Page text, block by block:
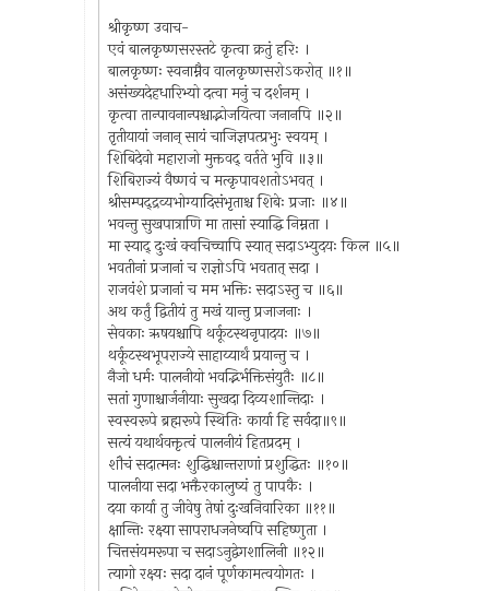
श्रीकृष्ण उवाच-
एवं बालकृष्णसरस्तटे कृत्वा क्रतुं हरिः ।
बालकृष्णः स्वनाम्नैव वालकृष्णसरोऽकरोत् ॥१॥
असंख्यदेहधारिभ्यो दत्वा मनुं च दर्शनम् ।
कृत्वा तान्पावनान्पश्चाद्भोजयित्वा जनानपि ॥२॥
तृतीयायां जनान् सायं चाजिज्ञपत्प्रभुः स्वयम् ।
शिबिदेवो महाराजो मुक्तवद् वर्तते भुवि ॥३॥
शिबिराज्यं वैष्णवं च मत्कृपावशतोऽभवत् ।
श्रीसम्पद्द्रव्यभोग्यादिसंभृताश्च शिबेः प्रजाः ॥४॥
भवन्तु सुखपात्राणि मा तासां स्याद्धि निम्नता ।
मा स्याद् दुःखं क्वचिच्चापि स्यात् सदाऽभ्युदयः किल ॥५॥
भवतीनां प्रजानां च राज्ञोऽपि भवतात् सदा ।
राजवंशे प्रजानां च मम भक्तिः सदाऽस्तु च ॥६॥
अथ कर्तुं द्वितीयं तु मखं यान्तु प्रजाजनाः ।
सेवकाः ऋषयश्चापि थर्कूटस्थनृपादयः ॥७॥
थर्कूटस्थभूपराज्ये साहाय्यार्थं प्रयान्तु च ।
नैजो धर्मः पालनीयो भवद्भिर्भक्तिसंयुतैः ॥८॥
सतां गुणाश्चार्जनीयाः सुखदा दिव्यशान्तिदाः ।
स्वस्वरूपे ब्रह्मरूपे स्थितिः कार्या हि सर्वदा॥९॥
सत्यं यथार्थवक्तृत्वं पालनीयं हितप्रदम् ।
शौचं सदात्मनः शुद्धिश्चान्तराणां प्रशुद्धितः ॥१०॥
पालनीया सदा भक्तैरकालुष्यं तु पापकैः ।
दया कार्या तु जीवेषु तेषां दुःखनिवारिका ॥११॥
क्षान्तिः रक्ष्या सापराधजनेष्वपि सहिष्णुता ।
चित्तसंयमरूपा च सदाऽनुद्वेगशालिनी ॥१२॥
त्यागो रक्ष्यः सदा दानं पूर्णकामत्वयोगतः ।